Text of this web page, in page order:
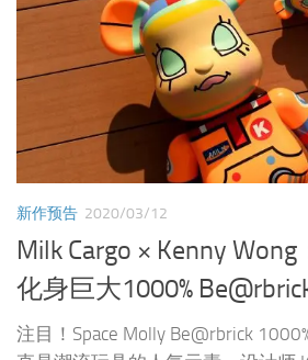
新作预告 2020/03/12
Milk Cargo × Kenny
化身巨大1000%
注目！Space Molly Be@rbrick